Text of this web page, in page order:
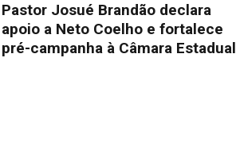
Pastor Josué Brandão declara
apoio a Neto Coelho e fortalece
pré-campanha à Câmara Estadual